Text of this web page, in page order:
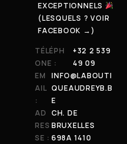
EXCEPTIONNELS
(LESQUELS ? VOIR
FACEBOOK →)
TÉLÉPH
ONE :
+32 2 539
49 09
EM
AIL
:
INFO@LABOUTI
QUEAUDREYB.B
E
AD
RES
SE :
CH. DE
BRUXELLES
698A 1410